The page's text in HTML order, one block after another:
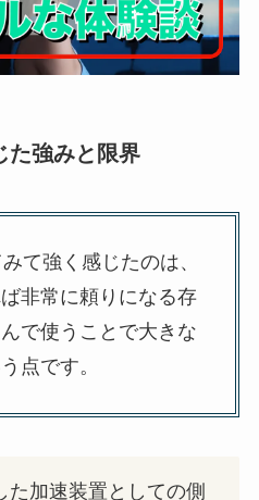
た強みと限界
て強く感じたのは、
非常に頼りになる存
で使うことで大きな
点です。
た加速装置としての側